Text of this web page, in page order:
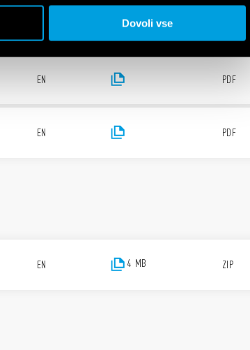
Dovoli vse
EN PDF
EN PDF
EN 4 MB ZIP